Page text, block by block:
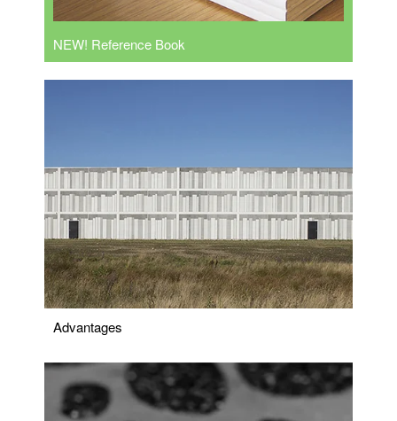
NEW! Reference Book
Advantages